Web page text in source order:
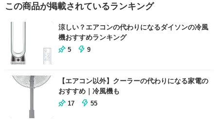
この商品が掲載されているランキング
涼しい？エアコンの代わりになるダイソンの冷風
機おすすめランキング
5 9
【エアコン以外】クーラーの代わりになる家電の
おすすめ｜冷風機も
17 55